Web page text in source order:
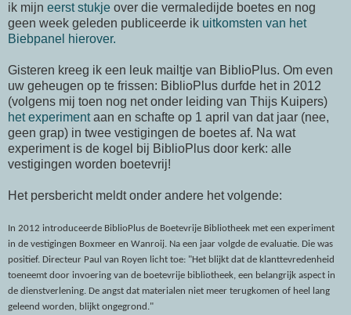
ik mijn eerst stukje over die vermaledijde boetes en nog
geen week geleden publiceerde ik uitkomsten van het
Biebpanel hierover.
Gisteren kreeg ik een leuk mailtje van BiblioPlus. Om even
uw geheugen op te frissen: BiblioPlus durfde het in 2012
(volgens mij toen nog net onder leiding van Thijs Kuipers)
het experimentaan en schafte op 1 april van dat jaar (nee,
geen grap) in twee vestigingen de boetes af. Na wat
experiment is de kogel bij BiblioPlus door kerk: alle
vestigingen worden boetevrij!
Het persbericht meldt onder andere het volgende:
In 2012 introduceerde BiblioPlus de Boetevrije Bibliotheek met een experiment
in de vestigingen Boxmeer en Wanroij. Na een jaar volgde de evaluatie. Die was
positief. Directeur Paul van Royen licht toe: "Het blijkt dat de klanttevredenheid
toeneemt door invoering van de boetevrije bibliotheek, een belangrijk aspect in
de dienstverlening. De angst dat materialen niet meer terugkomen of heel lang
geleend worden, blijkt ongegrond."